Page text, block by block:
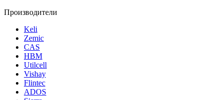
Производители
Keli
Zemic
CAS
HBM
Utilcell
Vishay
Flintec
ADOS